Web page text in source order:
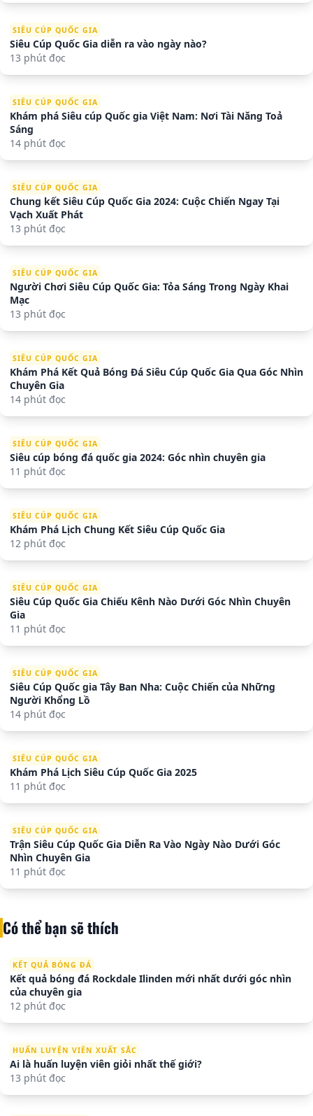
SIÊU CÚP QUỐC GIA
Siêu Cúp Quốc Gia diễn ra vào ngày nào?
13 phút đọc
SIÊU CÚP QUỐC GIA
Khám phá Siêu cúp Quốc gia Việt Nam: Nơi Tài Năng Toả
Sáng
14 phút đọc
SIÊU CÚP QUỐC GIA
Chung kết Siêu Cúp Quốc Gia 2024: Cuộc Chiến Ngay Tại
Vạch Xuất Phát
13 phút đọc
SIÊU CÚP QUỐC GIA
Người Chơi Siêu Cúp Quốc Gia: Tỏa Sáng Trong Ngày Khai
Mạc
13 phút đọc
SIÊU CÚP QUỐC GIA
Khám Phá Kết Quả Bóng Đá Siêu Cúp Quốc Gia Qua Góc Nhìn
Chuyên Gia
14 phút đọc
SIÊU CÚP QUỐC GIA
Siêu cúp bóng đá quốc gia 2024: Góc nhìn chuyên gia
11 phút đọc
SIÊU CÚP QUỐC GIA
Khám Phá Lịch Chung Kết Siêu Cúp Quốc Gia
12 phút đọc
SIÊU CÚP QUỐC GIA
Siêu Cúp Quốc Gia Chiếu Kênh Nào Dưới Góc Nhìn Chuyên
Gia
11 phút đọc
SIÊU CÚP QUỐC GIA
Siêu Cúp Quốc gia Tây Ban Nha: Cuộc Chiến của Những
Người Khổng Lồ
14 phút đọc
SIÊU CÚP QUỐC GIA
Khám Phá Lịch Siêu Cúp Quốc Gia 2025
11 phút đọc
SIÊU CÚP QUỐC GIA
Trận Siêu Cúp Quốc Gia Diễn Ra Vào Ngày Nào Dưới Góc
Nhìn Chuyên Gia
11 phút đọc
Có thể bạn sẽ thích
KẾT QUẢ BÓNG ĐÁ
Kết quả bóng đá Rockdale Ilinden mới nhất dưới góc nhìn
của chuyên gia
12 phút đọc
HUẤN LUYỆN VIÊN XUẤT SẮC
Ai là huấn luyện viên giỏi nhất thế giới?
13 phút đọc